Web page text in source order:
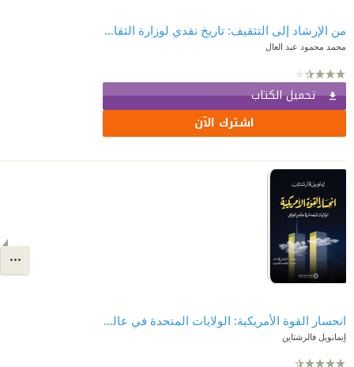
من الإرشاد إلى التثقيف: تاريخ نقدي لوزارة الثقافة المصرية
محمد محمود عبد العال
تحميل الكتاب
اشترك الآن
انحسار القوة الأمريكية: الولايات المتحدة في عالم من الفوضى
إيمانويل فالرشتاين